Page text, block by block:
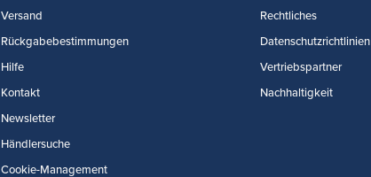
Versand
Rückgabebestimmungen
Hilfe
Kontakt
Newsletter
Händlersuche
Cookie-Management
Rechtliches
Datenschutzrichtlinien
Vertriebspartner
Nachhaltigkeit